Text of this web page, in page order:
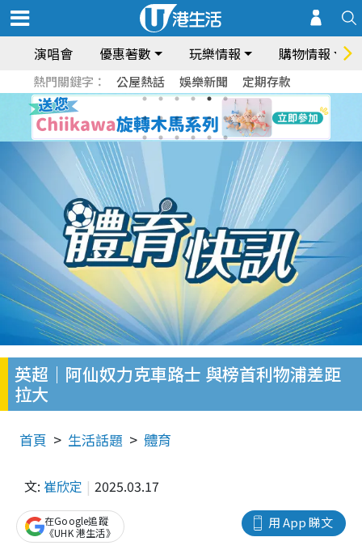
演唱會 優惠著數 玩樂情報 購物情報
熱門關鍵字： 公屋熱話 娛樂新聞 定期存款
英超｜阿仙奴力克車路士 與榜首利物浦差距
拉大
首頁 生活話題 體育
文: 崔欣定 2025.03.17
用 App 睇文
在Google追蹤
《UHK 港生活》